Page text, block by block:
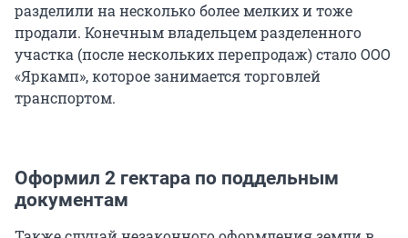
разделили на несколько более мелких и тоже
продали. Конечным владельцем разделенного
участка (после нескольких перепродаж) стало ООО
«Яркамп», которое занимается торговлей
транспортом.
Оформил 2 гектара по поддельным
документам